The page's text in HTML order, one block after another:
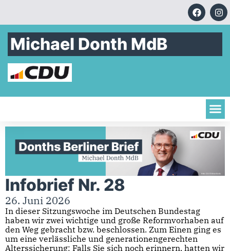
Michael Donth MdB
Infobrief Nr. 28
26. Juni 2026
In dieser Sitzungswoche im Deutschen Bundestag
haben wir zwei wichtige und große Reformvorhaben auf
den Weg gebracht bzw. beschlossen. Zum Einen ging es
um eine verlässliche und generationengerechten
Alterssicherung: Falls Sie sich noch erinnern, hatten wir